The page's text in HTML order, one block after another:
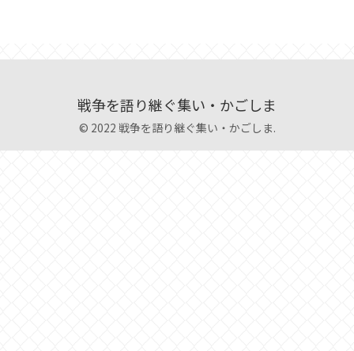
戦争を語り継ぐ集い・かごしま
© 2022 戦争を語り継ぐ集い・かごしま.